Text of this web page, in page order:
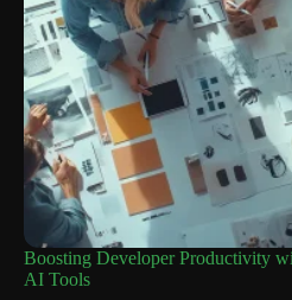
Boosting Developer Productivity
AI Tools